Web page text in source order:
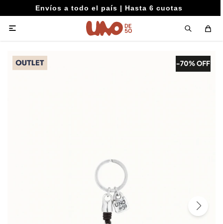
Envíos a todo el país | Hasta 6 cuotas
